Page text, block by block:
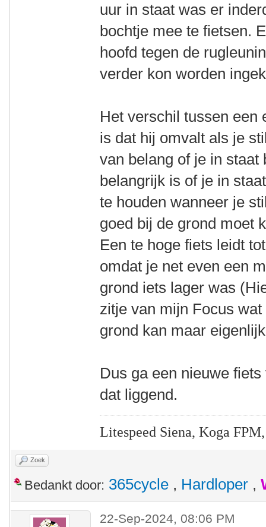
uur in staat was er
bochtje mee te fietsen.
hoofd tegen de
verder kon worden
Het verschil tussen een
is dat hij omvalt als je
van belang of je in staat
belangrijk is of je in
te houden wanneer je
goed bij de grond moet
Een te hoge fiets leidt
omdat je net even een
grond iets lager was
zitje van mijn Focus
grond kan maar
Dus ga een nieuwe
dat liggend.
Litespeed Siena, Koga
Zoek
Bedankt door: 365cycle , Hardloper ,
22-Sep-2024, 08:06 PM